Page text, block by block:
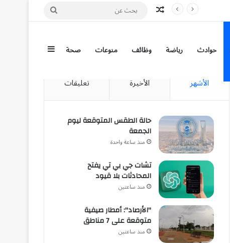
مقال عشوائي
بحث
حوادث رياضة وظائف منوعات صحة إضافة عمود
الأشهر الأخيرة تعليقات
حالة الطقس المتوقعة ليوم
الجمعة
منذ ساعة واحدة
تشات جي بي تي يفتح
المحادثات بلا قيود
منذ ساعتين
"الأرصاد": أمطار صيفية
متوقعة على 7 مناطق
منذ ساعتين